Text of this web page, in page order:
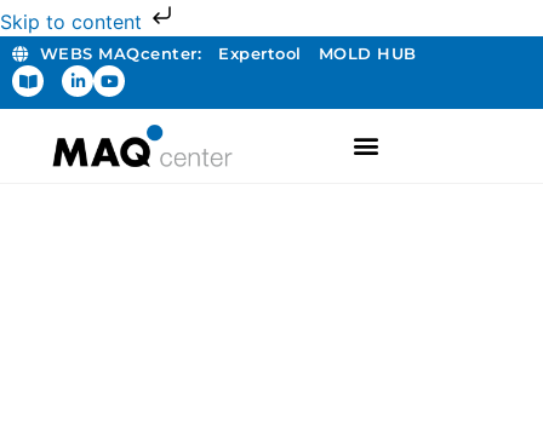
Skip to content
WEBS MAQcenter: Expertool MOLD HUB